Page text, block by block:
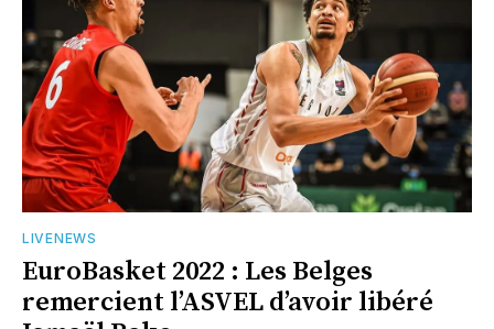
LIVENEWS
EuroBasket 2022 : Les Belges
remercient l’ASVEL d’avoir libéré